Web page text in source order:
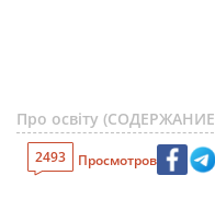
Про освіту
2493 Просмотров